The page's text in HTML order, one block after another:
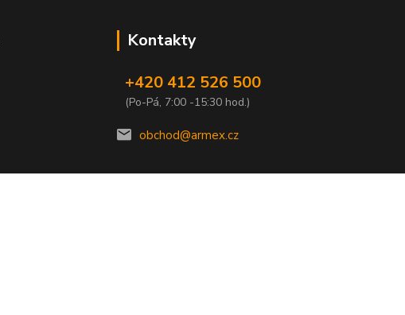
Kontakty
+420 412 526 500
(Po-Pá, 7:00 -15:30 hod.)
obchod@armex.cz